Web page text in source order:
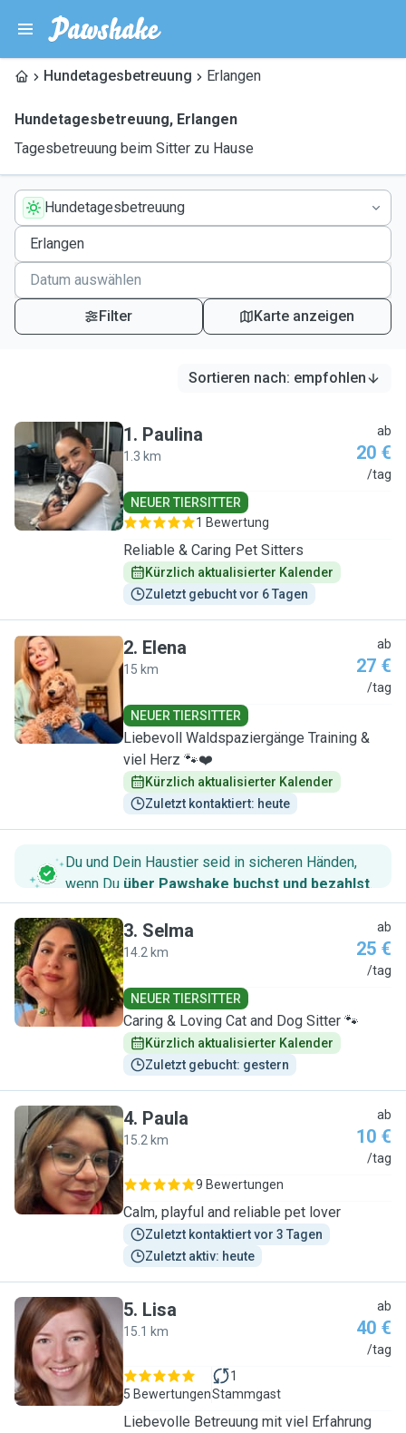
Hundetagesbetreuung Erlangen
Hundetagesbetreuung, Erlangen
Tagesbetreuung beim Sitter zu Hause
Hundetagesbetreuung
Filter Karte anzeigen
Sortieren nach: empfohlen
P
1. Paulina
1.3 km
ab
20 €
/tag
NEUER TIERSITTER
1 Bewertung
Reliable & Caring Pet Sitters
Kürzlich aktualisierter Kalender
Zuletzt gebucht vor 6 Tagen
E
2. Elena
15 km
ab
27 €
/tag
NEUER TIERSITTER
Liebevoll Waldspaziergänge Training &
viel Herz 🐾❤️
Kürzlich aktualisierter Kalender
Zuletzt kontaktiert: heute
Du und Dein Haustier seid in sicheren Händen,
wenn Du über Pawshake buchst und bezahlst.
S
3. Selma
14.2 km
ab
25 €
/tag
NEUER TIERSITTER
Caring & Loving Cat and Dog Sitter 🐾
Kürzlich aktualisierter Kalender
Zuletzt gebucht: gestern
P
4. Paula
15.2 km
ab
10 €
/tag
9 Bewertungen
Calm, playful and reliable pet lover
Zuletzt kontaktiert vor 3 Tagen
Zuletzt aktiv: heute
L
5. Lisa
15.1 km
ab
40 €
/tag
5 Bewertungen
1
Stammgast
Liebevolle Betreuung mit viel Erfahrung